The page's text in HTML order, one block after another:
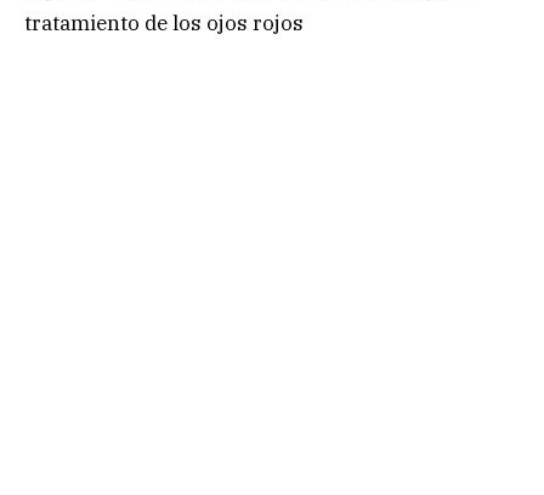
tratamiento de los ojos rojos